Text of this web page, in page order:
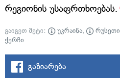
რეგიონის უსაფრთხოებას.
გაიგეთ მეტი: უკრაინა, რუსეთი
ქერჩი
გაზიარება